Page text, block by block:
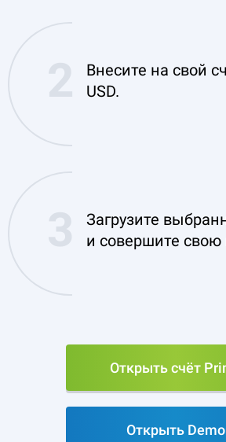
Внесите на свой
USD.
Загрузите
и совершите свою
Открыть счёт
Открыть Demo